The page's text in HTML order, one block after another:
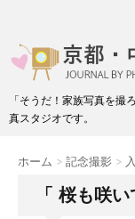
「そうだ！家族写真を
真スタジオです。
ホーム > 記念撮影 >
「 桜も咲